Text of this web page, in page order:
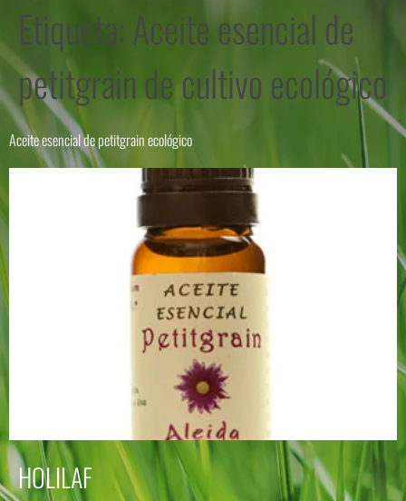
Etiqueta:Aceite esencial de
petitgrain de cultivo ecológico
Aceite esencial de petitgrain ecológico
HOLILAF